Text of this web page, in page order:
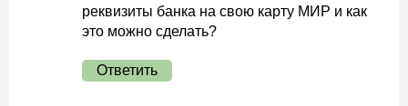
реквизиты банка на свою карту МИР и как
это можно сделать?
Ответить